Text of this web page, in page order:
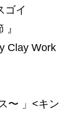
ゴイ‬
Clay Work
〜 」<キン